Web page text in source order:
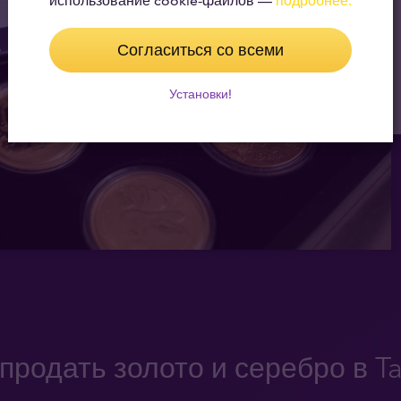
золото и серебро в
Согласиться со всеми
Установки!